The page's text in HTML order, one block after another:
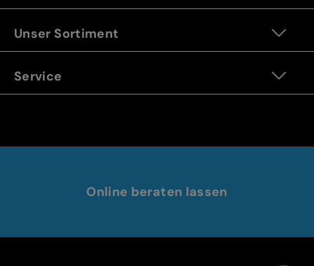
Unser Sortiment
Service
Online beraten lassen